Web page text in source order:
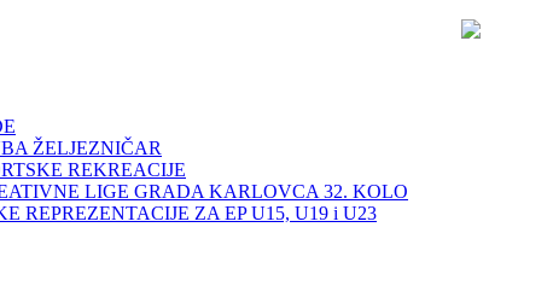
ŽELJEZNIČAR
REKREACIJE
LIGE GRADA KARLOVCA 32. KOLO
REPREZENTACIJE ZA EP U15, U19 i U23